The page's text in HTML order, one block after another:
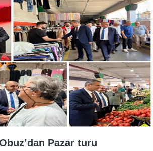
Pazar turu